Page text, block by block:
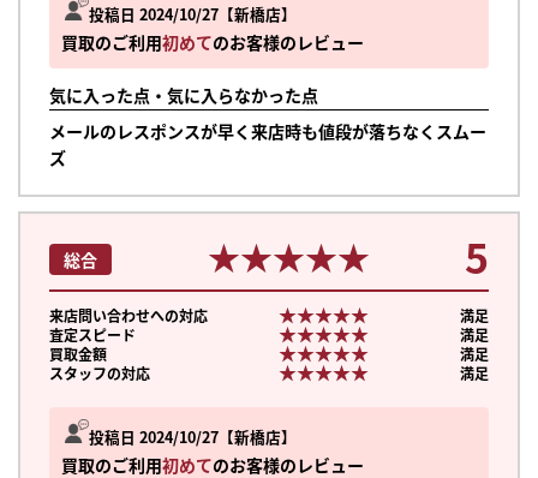
投稿日 2024/10/27 新橋店
買取のご利用初めてのお客様のレビュー
気に入った点・気に入らなかった点
メールのレスポンスが早く来店時も値段が落ちなくスムー
ズ
投稿日 2024/10/27 新橋店
買取のご利用初めてのお客様のレビュー
総合 ★★★★★
★★★★★ 5
来店問い合わせへの対応 ★★★★★
★★★★★
満足
査定スピード
★★★★★
★★★★★
満足
買取金額
★★★★★
★★★★★
満足
スタッフの対応
★★★★★
★★★★★ 満足